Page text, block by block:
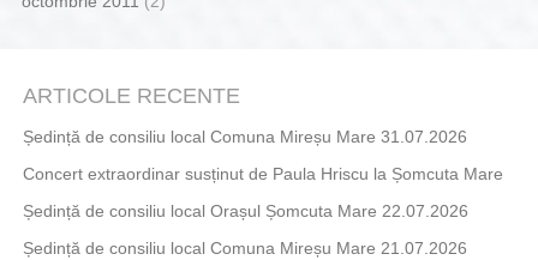
ARTICOLE RECENTE
Ședință de consiliu local Comuna Mireșu Mare 31.07.2026
Concert extraordinar susținut de Paula Hriscu la Șomcuta Mare
Ședință de consiliu local Orașul Șomcuta Mare 22.07.2026
Ședință de consiliu local Comuna Mireșu Mare 21.07.2026